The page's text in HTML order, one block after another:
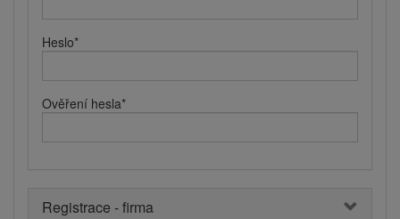
Heslo*
Ověření hesla*
Registrace - firma